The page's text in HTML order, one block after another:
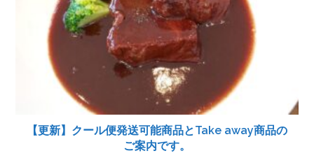
【更新】クール便発送可能商品とTake away商品の
ご案内です。